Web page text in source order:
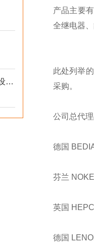
正确选用止回阀-上海翊霈工业控制设备有限公司
产品主要
全继电器
此处列举
采购。
公司总代
德国
芬兰
英国
德国